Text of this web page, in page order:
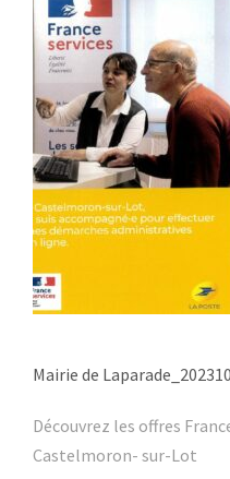
Mairie de
Découvrez les offres
Castelmoron- sur-Lot